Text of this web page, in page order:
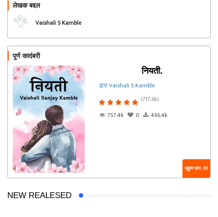
लेखक बद्दल
Vaishali S Kamble
पूर्ण कादंबरी
नियती.
द्वारा Vaishali S Kamble
(717.6k)
757.4k
0 466.4k
एकूण भाग : 61
NEW REALESED